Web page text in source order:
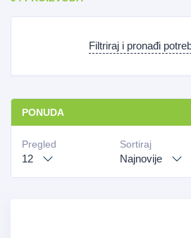
Filtriraj i pronađi
PONUDA
Sortiraj
Najnovije
Pregled
12